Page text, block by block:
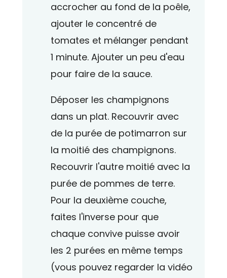
accrocher au fond de la poêle,
ajouter le concentré de
tomates et mélanger pendant
1 minute. Ajouter un peu d'eau
pour faire de la sauce.
Déposer les champignons
dans un plat. Recouvrir avec
de la purée de potimarron sur
la moitié des champignons.
Recouvrir l'autre moitié avec la
purée de pommes de terre.
Pour la deuxième couche,
faites l'inverse pour que
chaque convive puisse avoir
les 2 purées en même temps
(vous pouvez regarder la vidéo